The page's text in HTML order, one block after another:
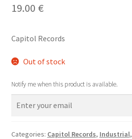
19.00 €
Capitol Records
Out of stock
Notify me when this product is available.
Categories: Capitol Records, Industrial,